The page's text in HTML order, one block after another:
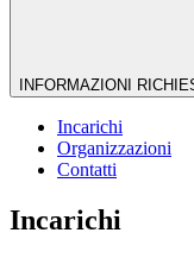
INFORMAZIONI
Incarichi
Organizzazioni
Contatti
Incarichi